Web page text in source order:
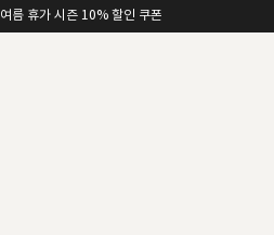
여름 휴가 시즌 10% 할인 쿠폰